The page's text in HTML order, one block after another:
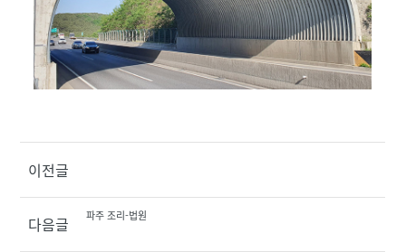
이전글
다음글 파주 조리-법원